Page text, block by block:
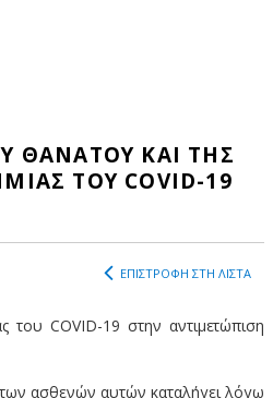
ΘΑΝΑΤΟΥ ΚΑΙ ΤΗΣ
ΤΟΥ COVID-19
ΕΠΙΣΤΡΟΦΗ ΣΤΗ ΛΙΣΤΑ
του COVID-19 στην αντιμετώπιση
ασθενών αυτών καταλήγει λόγω